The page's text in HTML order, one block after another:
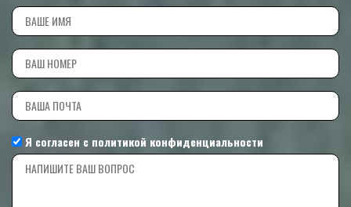
Я согласен с политикой конфиденциальности